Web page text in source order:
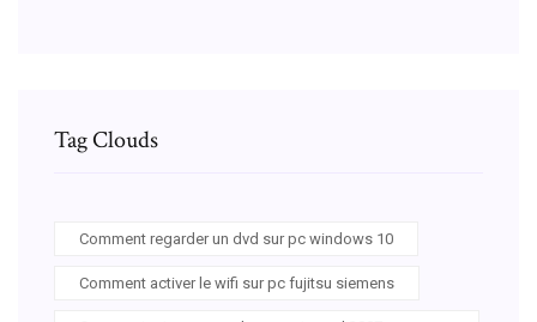
Tag Clouds
Comment regarder un dvd sur pc windows 10
Comment activer le wifi sur pc fujitsu siemens